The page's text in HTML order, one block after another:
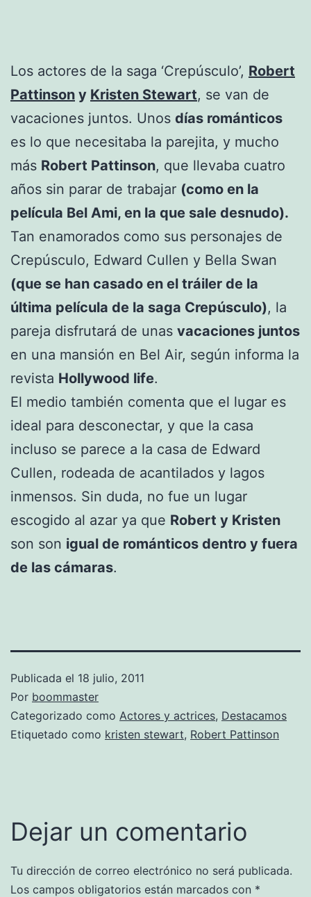
Los actores de la saga ‘Crepúsculo’, Robert
Pattinson y Kristen Stewart, se van de
vacaciones juntos. Unos días románticos
es lo que necesitaba la parejita, y mucho
más Robert Pattinson, que llevaba cuatro
años sin parar de trabajar (como en la
película Bel Ami, en la que sale desnudo).
Tan enamorados como sus personajes de
Crepúsculo, Edward Cullen y Bella Swan
(que se han casado en el tráiler de la
última película de la saga Crepúsculo), la
pareja disfrutará de unas vacaciones juntos
en una mansión en Bel Air, según informa la
revista Hollywood life.
El medio también comenta que el lugar es
ideal para desconectar, y que la casa
incluso se parece a la casa de Edward
Cullen, rodeada de acantilados y lagos
inmensos. Sin duda, no fue un lugar
escogido al azar ya que Robert y Kristen
son son igual de románticos dentro y fuera
de las cámaras.
Publicada el 18 julio, 2011
Por boommaster
Categorizado como Actores y actrices, Destacamos
Etiquetado como kristen stewart, Robert Pattinson
Dejar un comentario
Tu dirección de correo electrónico no será publicada.
Los campos obligatorios están marcados con *